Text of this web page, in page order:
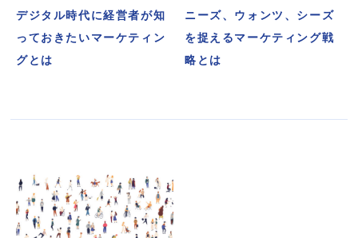
デジタル時代に経営者が知
っておきたいマーケティン
グとは
ニーズ、ウォンツ、シーズ
を捉えるマーケティング戦
略とは